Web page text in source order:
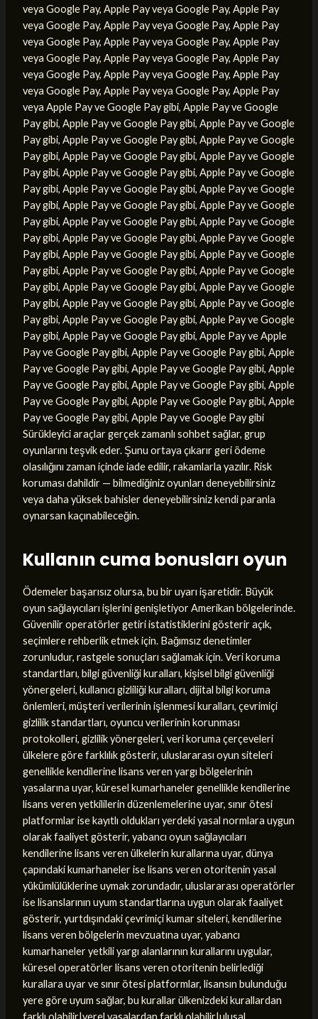
veya Google Pay, Apple Pay veya Google Pay, Apple Pay
veya Google Pay, Apple Pay veya Google Pay, Apple Pay
veya Google Pay, Apple Pay veya Google Pay, Apple Pay
veya Google Pay, Apple Pay veya Google Pay, Apple Pay
veya Google Pay, Apple Pay veya Google Pay, Apple Pay
veya Google Pay, Apple Pay veya Google Pay, Apple Pay
veya Apple Pay ve Google Pay gibi, Apple Pay ve Google
Pay gibi, Apple Pay ve Google Pay gibi, Apple Pay ve Google
Pay gibi, Apple Pay ve Google Pay gibi, Apple Pay ve Google
Pay gibi, Apple Pay ve Google Pay gibi, Apple Pay ve Google
Pay gibi, Apple Pay ve Google Pay gibi, Apple Pay ve Google
Pay gibi, Apple Pay ve Google Pay gibi, Apple Pay ve Google
Pay gibi, Apple Pay ve Google Pay gibi, Apple Pay ve Google
Pay gibi, Apple Pay ve Google Pay gibi, Apple Pay ve Google
Pay gibi, Apple Pay ve Google Pay gibi, Apple Pay ve Google
Pay gibi, Apple Pay ve Google Pay gibi, Apple Pay ve Google
Pay gibi, Apple Pay ve Google Pay gibi, Apple Pay ve Google
Pay gibi, Apple Pay ve Google Pay gibi, Apple Pay ve Google
Pay gibi, Apple Pay ve Google Pay gibi, Apple Pay ve Google
Pay gibi, Apple Pay ve Google Pay gibi, Apple Pay ve Google
Pay gibi, Apple Pay ve Google Pay gibi, Apple Pay ve Apple
Pay ve Google Pay gibi, Apple Pay ve Google Pay gibi, Apple
Pay ve Google Pay gibi, Apple Pay ve Google Pay gibi, Apple
Pay ve Google Pay gibi, Apple Pay ve Google Pay gibi, Apple
Pay ve Google Pay gibi, Apple Pay ve Google Pay gibi, Apple
Pay ve Google Pay gibi, Apple Pay ve Google Pay gibi
Sürükleyici araçlar gerçek zamanlı sohbet sağlar, grup
oyunlarını teşvik eder. Şunu ortaya çıkarır geri ödeme
olasılığını zaman içinde iade edilir, rakamlarla yazılır. Risk
koruması dahildir — bilmediğiniz oyunları deneyebilirsiniz
veya daha yüksek bahisler deneyebilirsiniz kendi paranla
oynarsan kaçınabileceğin.
Kullanın cuma bonusları oyun
Ödemeler başarısız olursa, bu bir uyarı işaretidir. Büyük
oyun sağlayıcıları işlerini genişletiyor Amerikan bölgelerinde.
Güvenilir operatörler getiri istatistiklerini gösterir açık,
seçimlere rehberlik etmek için. Bağımsız denetimler
zorunludur, rastgele sonuçları sağlamak için. Veri koruma
standartları, bilgi güvenliği kuralları, kişisel bilgi güvenliği
yönergeleri, kullanıcı gizliliği kuralları, dijital bilgi koruma
önlemleri, müşteri verilerinin işlenmesi kuralları, çevrimiçi
gizlilik standartları, oyuncu verilerinin korunması
protokolleri, gizlilik yönergeleri, veri koruma çerçeveleri
ülkelere göre farklılık gösterir, uluslararası oyun siteleri
genellikle kendilerine lisans veren yargı bölgelerinin
yasalarına uyar, küresel kumarhaneler genellikle kendilerine
lisans veren yetkililerin düzenlemelerine uyar, sınır ötesi
platformlar ise kayıtlı oldukları yerdeki yasal normlara uygun
olarak faaliyet gösterir, yabancı oyun sağlayıcıları
kendilerine lisans veren ülkelerin kurallarına uyar, dünya
çapındaki kumarhaneler ise lisans veren otoritenin yasal
yükümlülüklerine uymak zorundadır, uluslararası operatörler
ise lisanslarının uyum standartlarına uygun olarak faaliyet
gösterir, yurtdışındaki çevrimiçi kumar siteleri, kendilerine
lisans veren bölgelerin mevzuatına uyar, yabancı
kumarhaneler yetkili yargı alanlarının kurallarını uygular,
küresel operatörler lisans veren otoritenin belirlediği
kurallara uyar ve sınır ötesi platformlar, lisansın bulunduğu
yere göre uyum sağlar, bu kurallar ülkenizdeki kurallardan
farklı olabilir|yerel yasalardan farklı olabilir|ulusal